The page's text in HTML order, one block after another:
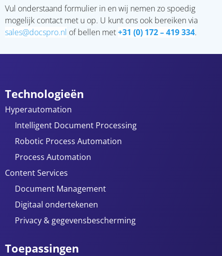
Vul onderstaand formulier in en wij nemen zo spoedig
mogelijk contact met u op. U kunt ons ook bereiken via
sales@docspro.nl of bellen met+31 (0) 172 – 419334.
Technologieën
Hyperautomation
Intelligent Document Processing
Robotic Process Automation
Process Automation
Content Services
Document Management
Digitaal ondertekenen
Privacy & gegevensbescherming
Toepassingen